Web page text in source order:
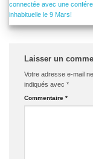
connectée avec une
inhabituelle le 9 Mars!
Laisser un
Votre adresse e-mail
indiqués avec *
Commentaire *